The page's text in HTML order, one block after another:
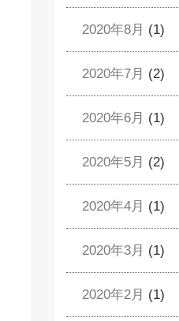
2020年8月 (1)
2020年7月 (2)
2020年6月 (1)
2020年5月 (2)
2020年4月 (1)
2020年3月 (1)
2020年2月 (1)